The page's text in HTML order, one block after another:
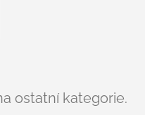
ostatní kategorie.